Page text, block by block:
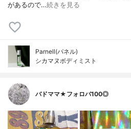
があるので…続きを見る
Parnell(パネル)
シカマヌボディミスト
バドママ★フォロバ100◎